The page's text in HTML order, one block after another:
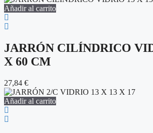
Añadir al carrito
JARRÓN CILÍNDRICO
X 60 CM
27,84 €
Añadir al carrito